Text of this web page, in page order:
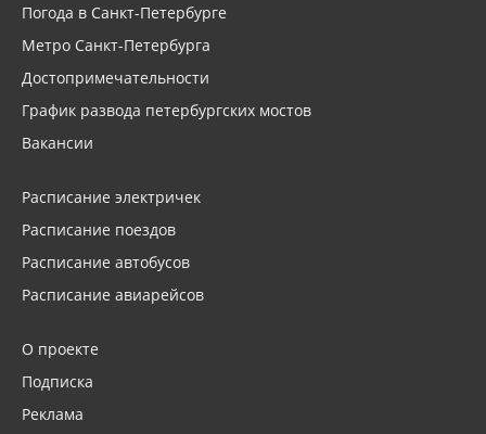
Погода в Санкт-Петербурге
Метро Санкт-Петербурга
Достопримечательности
График развода петербургских мостов
Вакансии
Расписание электричек
Расписание поездов
Расписание автобусов
Расписание авиарейсов
О проекте
Подписка
Реклама